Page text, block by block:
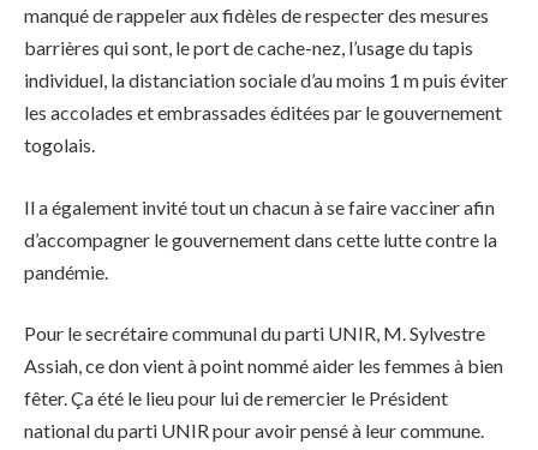
manqué de rappeler aux fidèles de respecter des mesures
barrières qui sont, le port de cache-nez, l’usage du tapis
individuel, la distanciation sociale d’au moins 1 m puis éviter
les accolades et embrassades éditées par le gouvernement
togolais.
Il a également invité tout un chacun à se faire vacciner afin
d’accompagner le gouvernement dans cette lutte contre la
pandémie.
Pour le secrétaire communal du parti UNIR, M. Sylvestre
Assiah, ce don vient à point nommé aider les femmes à bien
fêter. Ça été le lieu pour lui de remercier le Président
national du parti UNIR pour avoir pensé à leur commune.